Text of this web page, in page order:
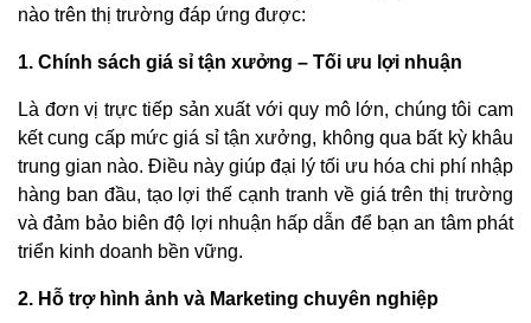
nào trên thị trường đáp ứng được:
1. Chính sách giá sỉ tận xưởng – Tối ưu lợi nhuận
Là đơn vị trực tiếp sản xuất với quy mô lớn, chúng tôi cam
kết cung cấp mức giá sỉ tận xưởng, không qua bất kỳ khâu
trung gian nào. Điều này giúp đại lý tối ưu hóa chi phí nhập
hàng ban đầu, tạo lợi thế cạnh tranh về giá trên thị trường
và đảm bảo biên độ lợi nhuận hấp dẫn để bạn an tâm phát
triển kinh doanh bền vững.
2. Hỗ trợ hình ảnh và Marketing chuyên nghiệp